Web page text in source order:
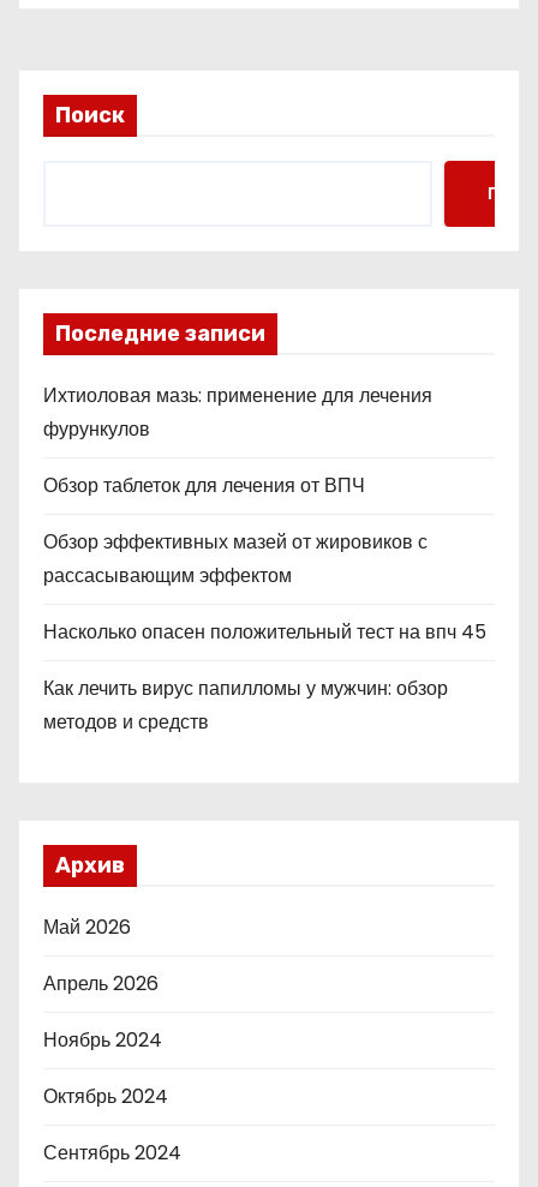
Поиск
Поиск
Последние записи
Ихтиоловая мазь: применение для лечения
фурункулов
Обзор таблеток для лечения от ВПЧ
Обзор эффективных мазей от жировиков с
рассасывающим эффектом
Насколько опасен положительный тест на впч 45
Как лечить вирус папилломы у мужчин: обзор
методов и средств
Архив
Май 2026
Апрель 2026
Ноябрь 2024
Октябрь 2024
Сентябрь 2024